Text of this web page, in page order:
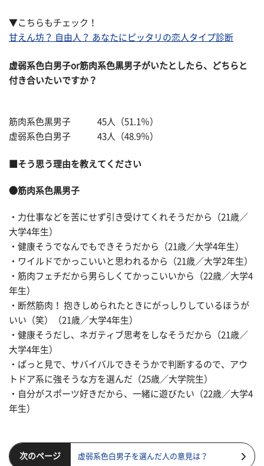
▼こちらもチェック！
甘えん坊？ 自由人？ あなたにピッタリの恋人タイプ診断
虚弱系色白男子or筋肉系色黒男子がいたとしたら、どちらと
付き合いたいですか？
筋肉系色黒男子 45人（51.1％）
虚弱系色白男子 43人（48.9％）
■そう思う理由を教えてください
●筋肉系色黒男子
・力仕事などを苦にせず引き受けてくれそうだから（21歳／
大学4年生）
・健康そうでなんでもできそうだから（21歳／大学4年生）
・ワイルドでかっこいいと思われるから（21歳／大学2年生）
・筋肉フェチだから男らしくてかっこいいから（22歳／大学4
年生）
・断然筋肉！ 抱きしめられたときにがっしりしているほうが
いい（笑）（21歳／大学4年生）
・健康そうだし、ネガティブ思考をしなそうだから（21歳／
大学4年生）
・ぱっと見で、サバイバルできそうかで判断するので、アウ
トドア系に強そうな方を選んだ（25歳／大学院生）
・自分がスポーツ好きだから、一緒に遊びたい（22歳／大学4
年生）
次のページ 虚弱系色白男子を選んだ人の意見は？